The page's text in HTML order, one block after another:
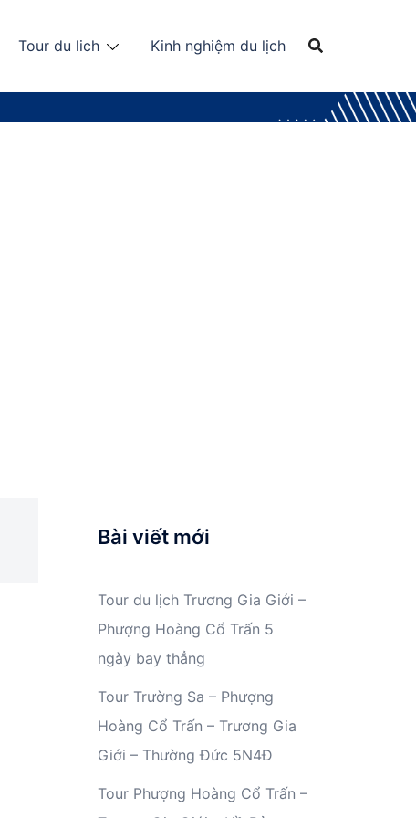
Tour du lich Kinh nghiệm du lịch
Bài viết mới
Tour du lịch Trương Gia Giới –
Phượng Hoàng Cổ Trấn 5
ngày bay thẳng
Tour Trường Sa – Phượng
Hoàng Cổ Trấn – Trương Gia
Giới – Thường Đức 5N4Đ
Tour Phượng Hoàng Cổ Trấn –